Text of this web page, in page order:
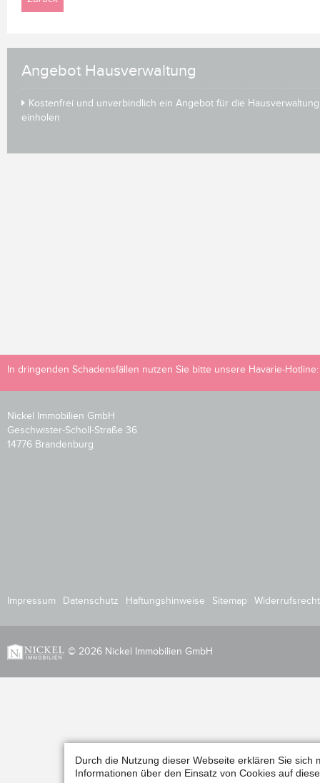
Angebot Hausverwaltung
Kostenfrei und unverbindlich ein Angebot für die Hausverwaltung
einholen
In dringenden Schadensfällen nutzen Sie bitte unsere Havarie-
Nickel Immobilien GmbH
Geschwister-Scholl-Straße 36
14776 Brandenburg
Impressum Datenschutz Haftungshinweise Sitemap
© 2026 Nickel Immobilien GmbH
Durch die Nutzung dieser Webseite erklären Sie
Informationen über den Einsatz von Cookies auf